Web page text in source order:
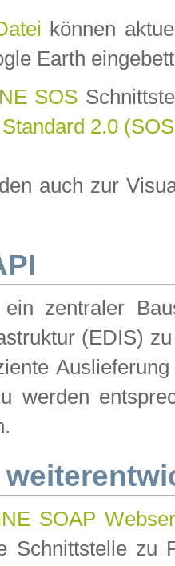
können
Earth
SOS
2.0
auch zur
zentraler
(EDIS)
werden
SOAP
Schnittstelle zu